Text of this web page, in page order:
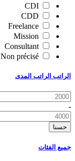
CDI
CDD
Freelance
Mission
Consultant
Non précisé
الراتب الراتب المدى
-
حسنا
جميع الفئات